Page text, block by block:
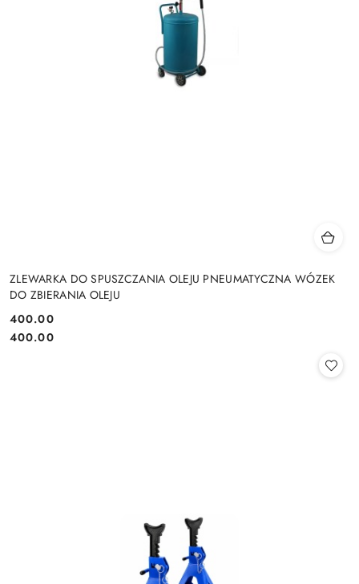
ZLEWARKA DO SPUSZCZANIA OLEJU PNEUMATYCZNA WÓZEK
DO ZBIERANIA OLEJU
Cena:
400.00
Cena:
400.00